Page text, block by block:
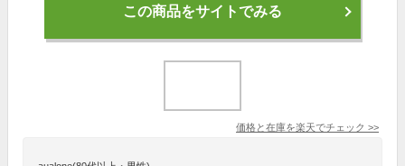
この商品をサイトでみる
価格と在庫を楽天でチェック >>